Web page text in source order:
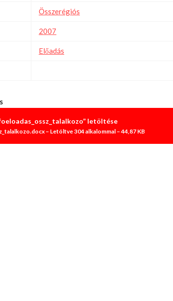
Összerégiós
2007
Előadás
letöltése
– Letöltve 304 alkalommal – 44,87 KB